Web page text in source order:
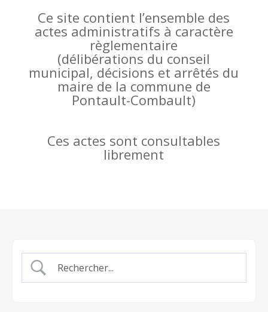
Ce site contient l’ensemble des
actes administratifs à caractère
règlementaire
(délibérations du conseil
municipal, décisions et arrêtés du
maire de la commune de
Pontault-Combault)
Ces actes sont consultables
librement